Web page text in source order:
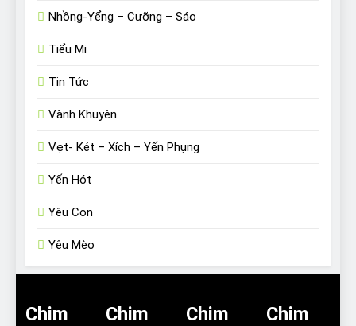
Nhồng-Yểng – Cưỡng – Sáo
Tiểu Mi
Tin Tức
Vành Khuyên
Vẹt- Két – Xích – Yến Phụng
Yến Hót
Yêu Con
Yêu Mèo
Chim
Chim
Chim
Chim